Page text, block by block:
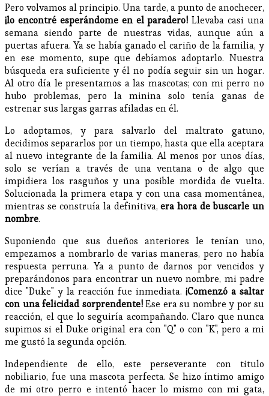
Pero volvamos al principio. Una tarde, a punto de anochecer,
¡lo encontré esperándome en el paradero! Llevaba casi una
semana siendo parte de nuestras vidas, aunque aún a
puertas afuera. Ya se había ganado el cariño de la familia, y
en ese momento, supe que debíamos adoptarlo. Nuestra
búsqueda era suficiente y él no podía seguir sin un hogar.
Al otro día le presentamos a las mascotas; con mi perro no
hubo problemas, pero la minina solo tenía ganas de
estrenar sus largas garras afiladas en él.
Lo adoptamos, y para salvarlo del maltrato gatuno,
decidimos separarlos por un tiempo, hasta que ella aceptara
al nuevo integrante de la familia. Al menos por unos días,
solo se verían a través de una ventana o de algo que
impidiera los rasguños y una posible mordida de vuelta.
Solucionada la primera etapa y con una casa momentánea,
mientras se construía la definitiva,era hora de buscarle un
nombre.
Suponiendo que sus dueños anteriores le tenían uno,
empezamos a nombrarlo de varias maneras, pero no había
respuesta perruna. Ya a punto de darnos por vencidos y
preparándonos para encontrar un nuevo nombre, mi padre
dice "Duke" y la reacción fue inmediata. ¡Comenzó a saltar
con una felicidad sorprendente!Ese era su nombre y por su
reacción, el que lo seguiría acompañando. Claro que nunca
supimos si el Duke original era con "Q" o con "K", pero a mi
me gustó la segunda opción.
Independiente de ello, este perseverante con titulo
nobiliario, fue una mascota perfecta. Se hizo íntimo amigo
de mi otro perro e intentó hacer lo mismo con mi gata,